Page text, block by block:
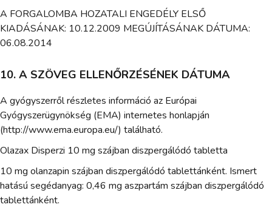
A FORGALOMBA HOZATALI ENGEDÉLY ELSŐ
KIADÁSÁNAK: 10.12.2009 MEGÚJÍTÁSÁNAK DÁTUMA:
06.08.2014
10. A SZÖVEG ELLENŐRZÉSÉNEK DÁTUMA
A gyógyszerről részletes információ az Európai
Gyógyszerügynökség (EMA) internetes honlapján
(http://www.ema.europa.eu/) található.
Olazax Disperzi 10 mg szájban diszpergálódó tabletta
10 mg olanzapin szájban diszpergálódó tablettánként. Ismert
hatású segédanyag: 0,46 mg aszpartám szájban diszpergálódó
tablettánként.